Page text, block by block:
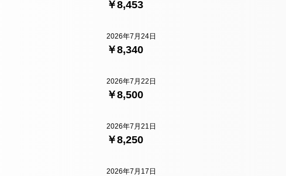
￥8,453
￥8,340
2026年7月24日
￥8,500
2026年7月22日
￥8,250
2026年7月21日
2026年7月17日